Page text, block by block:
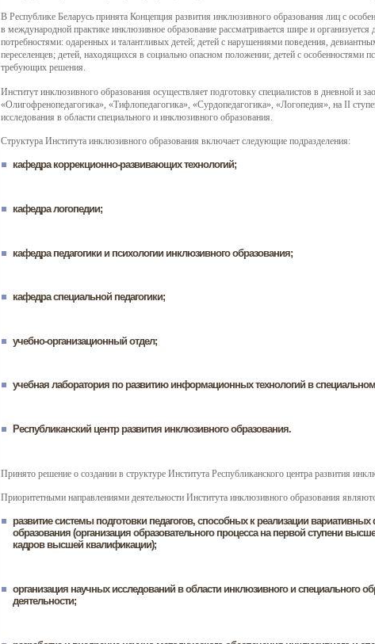
В Республике Беларусь принята Концепция развития инклюзивного образования лиц с
в международной практике инклюзивное образование рассматривается шире и
потребностями: одаренных и талантливых детей; детей с нарушениями поведения,
переселенцев; детей, находящихся в социально опасном положении; детей с особенностями
требующих решения.
Институт инклюзивного образования осуществляет подготовку специалистов в дневной и
«Олигофренопедагогика», «Тифлопедагогика», «Сурдопедагогика», «Логопедия», на II
исследования в области специального и инклюзивного образования.
Структура Института инклюзивного образования включает следующие подразделения:
кафедра коррекционно-развивающих технологий;
кафедра логопедии;
кафедра педагогики и психологии инклюзивного образования;
кафедра специальной педагогики;
учебно-организационный отдел;
учебная лаборатория по развитию информационных технологий в
Республиканский центр развития инклюзивного образования.
Принято решение о создании в структуре Института Республиканского центра развития
Приоритетными направлениями деятельности Института инклюзивного образования
развитие системы подготовки педагогов, способных к реализации
образования (организация образовательного процесса на первой ступени
кадров высшей квалификации);
организация научных исследований в области инклюзивного и специального
деятельности;